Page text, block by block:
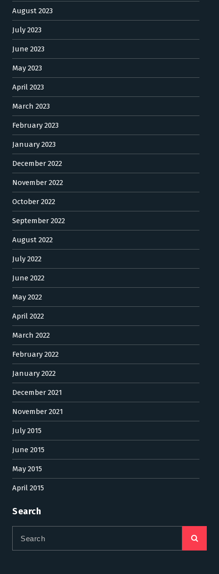
August 2023
July 2023
June 2023
May 2023
April 2023
March 2023
February 2023
January 2023
December 2022
November 2022
October 2022
September 2022
August 2022
July 2022
June 2022
May 2022
April 2022
March 2022
February 2022
January 2022
December 2021
November 2021
July 2015
June 2015
May 2015
April 2015
Search